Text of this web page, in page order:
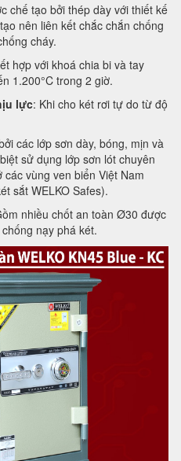
chế tạo bởi thép dày với thiết kế
nên liên kết chắc chắn chống
cháy.
hợp với khoá chia bi và tay
1.200°C trong 2 giờ.
lực: Khi cho két rơi tự do từ độ
các lớp sơn dày, bóng, mịn và
sử dụng lớp sơn lót chuyên
vùng ven biển Việt Nam
sắt WELKO Safes).
nhiều chốt an toàn Ø30 được
nạy phá két.